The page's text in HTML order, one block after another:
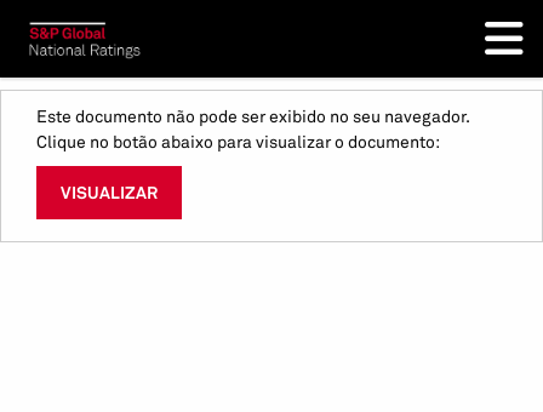
Este documento não pode ser exibido no seu navegador.
Clique no botão abaixo para visualizar o documento:
VISUALIZAR